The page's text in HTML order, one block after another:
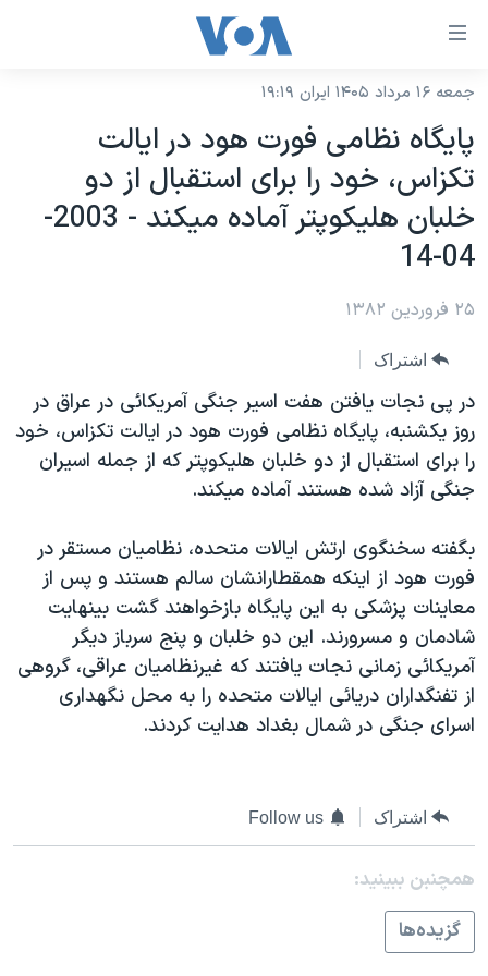
لینکهای
دسترسی
جهش
محتوای
اصلی
جهش
صفحه
جهش
به
جستجو
نسخه سبک وب‌سایت
موضوع ها
ایران
جهان
ورزشی
ویژه برنامه‌ها
ویدیوها
حقوق شهروندی
اقتصادی
علم و فناوری
اسرائیل در جنگ
گالری عکس
برنامه های تلویزیونی
جدول برنامه ها
صفحه‌های ویژه
جام جهانی ۲۰۲۶
عملیات خشم حماسی
۲۵۰سالگی آمریکا
بایگانی برنامه‌های تلویزیونی
انتخابات ریاست جمهوری آمریکا ۲۰۲۴
حمله جمهوری اسلامی به اسرائیل
رمز مهسا
ورزش زنان در ایران
اعتراضات زن، زندگی، آزادی
دادگاه حمید نوری
اعتراضات مردمی آبان ۹۸
فرکانس‌های صدای آمریکا
پخش رادیویی
یادگیری زبان انگلیسی
دنبال کنید
زبانهای مختلف
جمعه ۱۶ مرداد ۱۴۰۵ ایران ۱۹:۱۹
پايگاه نظامی فورت هود در ايالت
تکزاس، خود را برای استقبال از دو
خلبان هليکوپتر آماده ميکند - 2003-
04-14
۲۵ فروردین ۱۳۸۲
اشتراک
در پی نجات يافتن هفت اسير جنگی آمريکائی در عراق در
روز يکشنبه، پايگاه نظامی فورت هود در ايالت تکزاس، خود
را برای استقبال از دو خلبان هليکوپتر که از جمله اسيران
جنگی آزاد شده هستند آماده ميکند.
بگفته سخنگوی ارتش ايالات متحده، نظاميان مستقر در
فورت هود از اينکه همقطارانشان سالم هستند و پس از
معاينات پزشکی به اين پايگاه بازخواهند گشت بينهايت
شادمان و مسرورند. اين دو خلبان و پنج سرباز ديگر
آمريکائی زمانی نجات يافتند که غيرنظاميان عراقی، گروهی
از تفنگداران دريائی ايالات متحده را به محل نگهداری
اسرای جنگی در شمال بغداد هدايت کردند.
اشتراک Follow us
همچنبن ببینید:
گزيده‌ها